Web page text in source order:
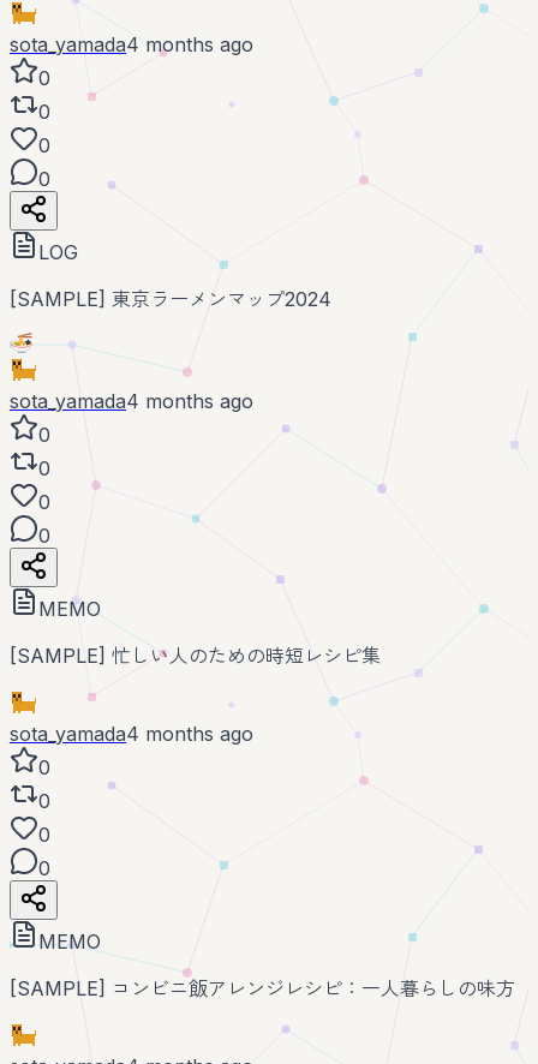
sota_yamada4 months ago
0
0
0
0
LOG
[SAMPLE] 東京ラーメンマップ2024
🍜
sota_yamada4 months ago
0
0
0
0
MEMO
[SAMPLE] 忙しい人のための時短レシピ集
sota_yamada4 months ago
0
0
0
0
MEMO
[SAMPLE] コンビニ飯アレンジレシピ：一人暮らしの味方